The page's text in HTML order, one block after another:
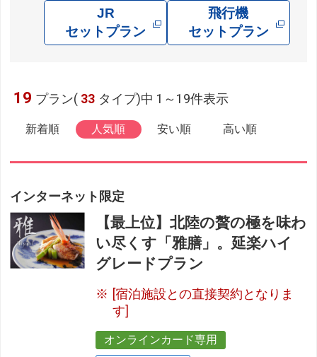
JR
セットプラン
飛行機
セットプラン
19 プラン( 33 タイプ)中 1～19件表示
新着順 人気順 安い順 高い順
インターネット限定
【最上位】北陸の贅の極を味わ
い尽くす「雅膳」。延楽ハイ
グレードプラン
[宿泊施設との直接契約となりま
す]
オンラインカード専用